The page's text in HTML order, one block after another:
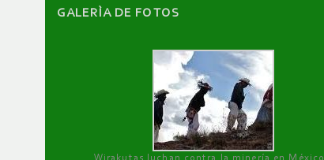
GALERÌA DE FOTOS